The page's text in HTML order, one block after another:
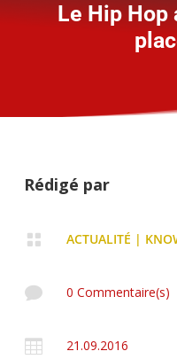
Le Hip Hop
Rédigé par
 ACTUALITÉ |
 0 Commentaire(s)
 21.09.2016